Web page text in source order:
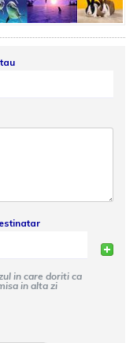
doriti ca
in alta zi